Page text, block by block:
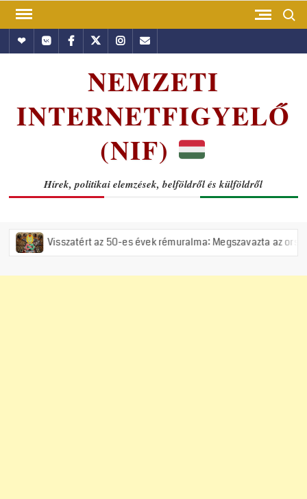
Skip
contentHundubVkontakte
Facebook
TwitterInstagram
Email
NEMZETI
INTERNETFIGYELŐ
(NIF)
Hírek, politikai elemzések, belföldről és külföldről
az 50-es évek rémuralma: Megszavazta az országgyűlés a